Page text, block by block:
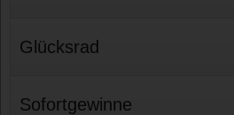
Glücksrad
Sofortgewinne